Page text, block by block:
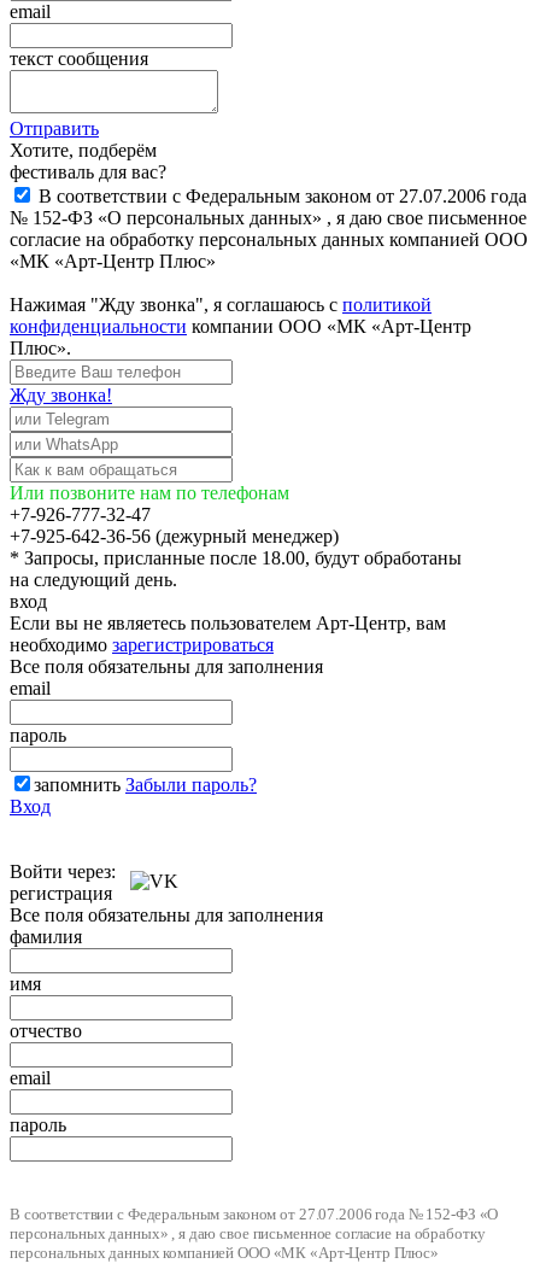
email
текст сообщения
Отправить
Хотите, подберём
фестиваль для вас?
В соответствии с Федеральным законом от 27.07.2006 года
№ 152-ФЗ «О персональных данных» , я даю свое письменное
согласие на обработку персональных данных компанией ООО
«МК «Арт-Центр Плюс»
Нажимая "Жду звонка", я соглашаюсь с политикой
конфиденциальности компании ООО «МК «Арт-Центр
Плюс».
Жду звонка!
Или позвоните нам по телефонам
+7-926-777-32-47
+7-925-642-36-56 (дежурный менеджер)
* Запросы, присланные после 18.00, будут обработаны
на следующий день.
вход
Если вы не являетесь пользователем Арт-Центр, вам
необходимо зарегистрироваться
Все поля обязательны для заполнения
email
пароль
запомнить Забыли пароль?
Вход
Войти через:
регистрация
Все поля обязательны для заполнения
фамилия
имя
отчество
email
пароль
В соответствии с Федеральным законом от 27.07.2006 года № 152-ФЗ «О
персональных данных» , я даю свое письменное согласие на обработку
персональных данных компанией ООО «МК «Арт-Центр Плюс»